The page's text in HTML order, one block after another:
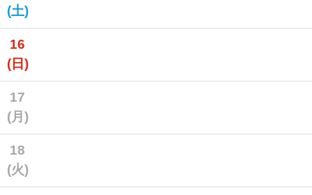
(土)
16
(日)
17
(月)
18
(火)